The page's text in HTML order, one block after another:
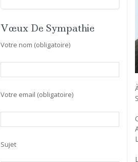
Vœux De Sympathie
Votre nom (obligatoire)
Votre email (obligatoire)
Sujet